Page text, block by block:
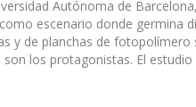
Autónoma de
escenario donde germina
y de planchas de fotopolímero
los protagonistas. El